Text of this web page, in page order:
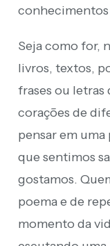
conhecimentos
Seja como for,
livros, textos,
frases ou letras
corações de
pensar em
que sentimos
gostamos.
poema e de
momento da